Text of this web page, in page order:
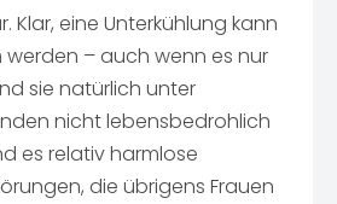
Klar, eine Unterkühlung kann
– auch wenn es nur
sie natürlich unter
nicht lebensbedrohlich
es relativ harmlose
die übrigens Frauen